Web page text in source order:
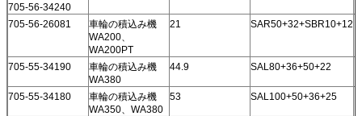
705-56-34240
705-56-26081
車輪の積込み機
WA200、
WA200PT
21 SAR50+32+SBR10+12
705-55-34190
車輪の積込み機
WA380
44.9 SAL80+36+50+22
705-55-34180
車輪の積込み機
WA350、WA380
53 SAL100+50+36+25